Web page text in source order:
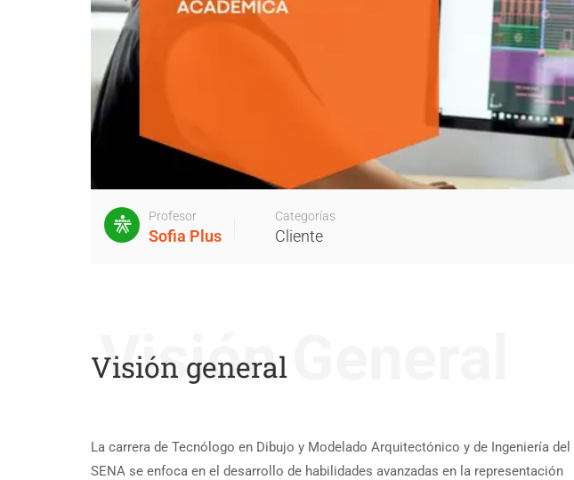
Profesor
Sofia Plus
Categorías
Cliente
Visión general
Visión General
La carrera de Tecnólogo en Dibujo y Modelado Arquitectónico y de Ingeniería del
SENA se enfoca en el desarrollo de habilidades avanzadas en la representación